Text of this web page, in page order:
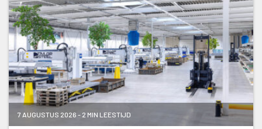
7 AUGUSTUS 2026 - 2 MIN LEESTIJD